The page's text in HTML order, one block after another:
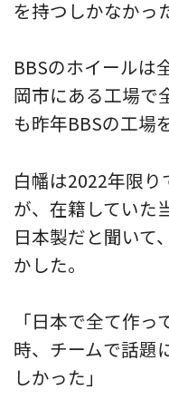
を持つしかなかっ
BBSのホイールは
岡市にある工場で
も昨年BBSの工場
白幡は2022年限
が、在籍していた
日本製だと聞いて
かした。
「日本で全て作
時、チームで話題
しかった」